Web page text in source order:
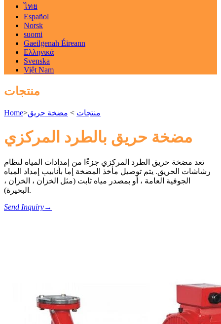
ไทย
Español
Norsk
suomi
Gaeilgenah Éireann
Ελληνικά
Svenska
Việt Nam
منتجات
Home> منتجات > مضخة حريق
مضخة حريق بالطرد المركزي
تعد مضخة حريق الطرد المركزي جزءًا من إمدادات المياه لنظام
رشاشات الحريق. يتم توصيل مأخذ المضخة إما بأنابيب إمداد المياه
الجوفية العامة ، أو بمصدر مياه ثابت (مثل الخزان ، الخزان ،
البحيرة).
Send Inquiry→